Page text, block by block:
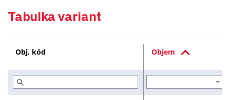
Služby (2)
Tabulka variant
Obj. kód Objem